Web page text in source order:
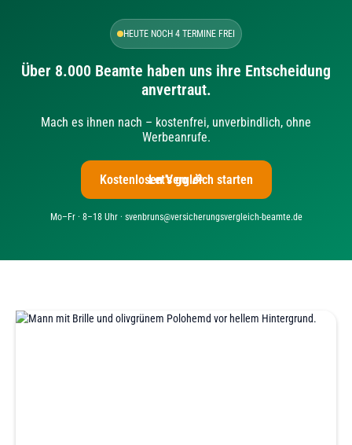
HEUTE NOCH 4 TERMINE FREI
Über 8.000 Beamte haben uns ihre Entscheidung
anvertraut.
Mach es ihnen nach – kostenfrei, unverbindlich, ohne
Werbeanrufe.
Let's go 🎉
Kostenlosen Vergleich starten
Mo–Fr · 8–18 Uhr · svenbruns@versicherungsvergleich-beamte.de